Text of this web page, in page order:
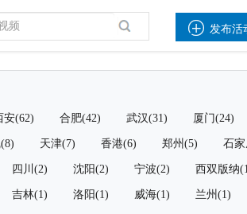
 发布活
安(62) 合肥(42) 武汉(31) 厦门(24)
天津(7) 香港(6) 郑州(5) 石
四川(2) 沈阳(2) 宁波(2) 西双版纳
吉林(1) 洛阳(1) 威海(1) 兰州(1)